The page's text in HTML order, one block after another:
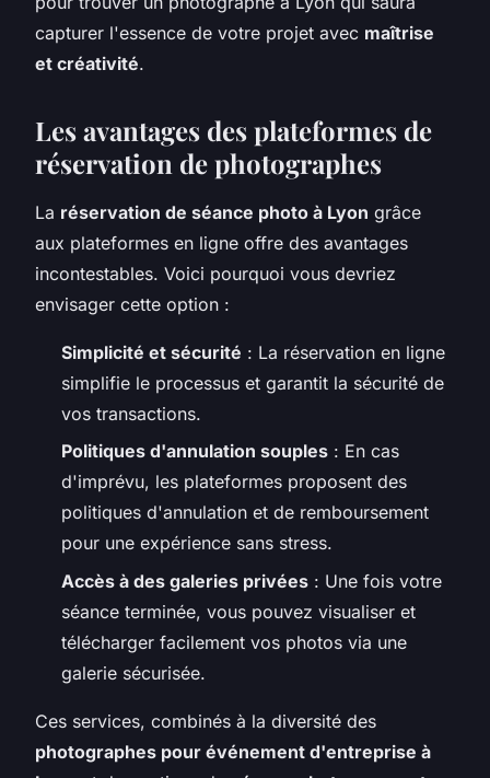
capturer l'essence de votre projet avec maîtrise
et créativité.
Les avantages des plateformes de
réservation de photographes
La réservation de séance photo à Lyon grâce
aux plateformes en ligne offre des avantages
incontestables. Voici pourquoi vous devriez
envisager cette option :
Simplicité et sécurité : La réservation en ligne
simplifie le processus et garantit la sécurité de
vos transactions.
Politiques d'annulation souples : En cas
d'imprévu, les plateformes proposent des
politiques d'annulation et de remboursement
pour une expérience sans stress.
Accès à des galeries privées : Une fois votre
séance terminée, vous pouvez visualiser et
télécharger facilement vos photos via une
galerie sécurisée.
Ces services, combinés à la diversité des
photographes pour événement d'entreprise à